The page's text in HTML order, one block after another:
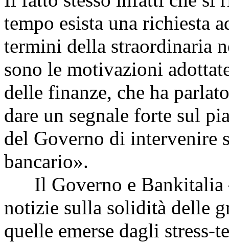
tempo esista una richiesta
termini della straordinaria
sono le motivazioni
delle finanze, che ha
dare un segnale forte sul
del Governo di intervenire
bancario».
Il Governo e Bankitalia
notizie sulla solidità delle
quelle emerse dagli stress-